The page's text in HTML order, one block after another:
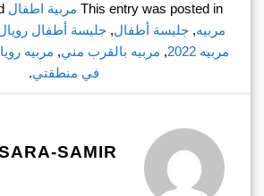
This entry was posted in مربية اطفال and tagged
مربيه,جليسة أطفال,جليسة أطفال
مربيه 2022
, مربيه بالقرب مني, مربيه
في منطقتي.
SAMIR